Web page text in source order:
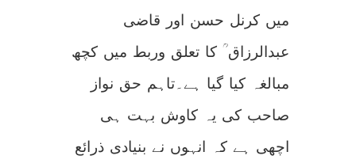
میں کرنل حسن اور قاضی
عبدالرزاق ؒ کا تعلق وربط میں کچھ
مبالغہ کیا گیا ہے۔تاہم حق نواز
صاحب کی یہ کاوش بہت ہی
اچھی ہے کہ انہوں نے بنیادی ذرائع